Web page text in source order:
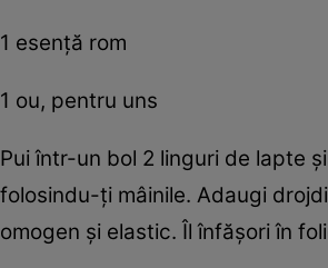
1 esență rom
1 ou, pentru uns
Pui într-un bol 2 linguri de lapte
folosindu-ți mâinile. Adaugi
omogen și elastic. Îl înfășori în